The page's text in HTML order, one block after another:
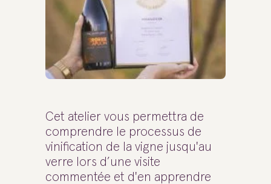
Cet atelier vous permettra de
comprendre le processus de
vinification de la vigne jusqu'au
verre lors d’une visite
commentée et d'en apprendre